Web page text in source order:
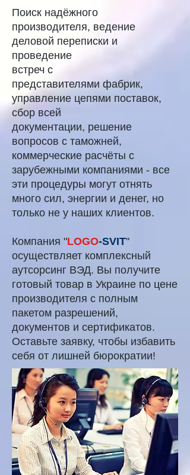
Поиск надёжного
производителя, ведение
деловой переписки и
проведение
встреч с
представителями фабрик,
управление цепями поставок,
сбор всей
документации, решение
вопросов с таможней,
коммерческие расчёты с
зарубежными компаниями - все
эти процедуры могут отнять
много сил, энергии и денег, но
только не у наших клиентов.
Компания "LOGO-SVIT"
осуществляет комплексный
аутсорсинг ВЭД. Вы получите
готовый товар в Украине по цене
производителя с полным
пакетом разрешений,
документов и сертификатов.
Оставьте заявку, чтобы избавить
себя от лишней бюрократии!